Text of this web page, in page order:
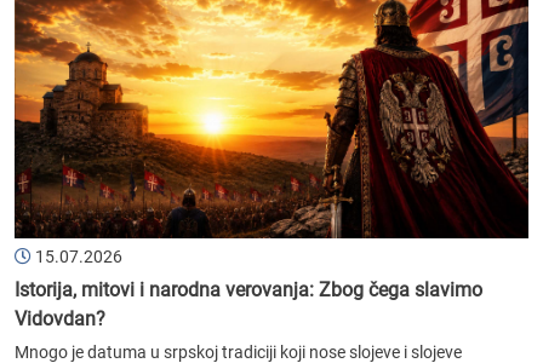
15.07.2026
Istorija, mitovi i narodna verovanja: Zbog čega slavimo
Vidovdan?
Mnogo je datuma u srpskoj tradiciji koji nose slojeve i slojeve